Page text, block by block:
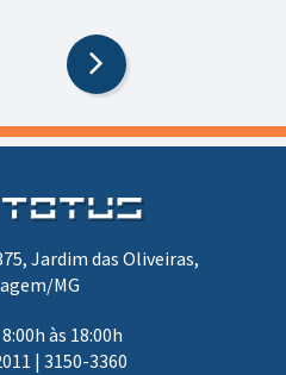
Jardim das Oliveiras,
MG
às 18:00h
| 3150-3360